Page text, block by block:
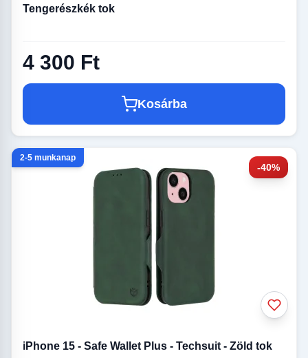
Tengerészkék tok
4 300 Ft
Kosárba
-40%
2-5 munkanap
iPhone 15 - Safe Wallet Plus - Techsuit - Zöld tok